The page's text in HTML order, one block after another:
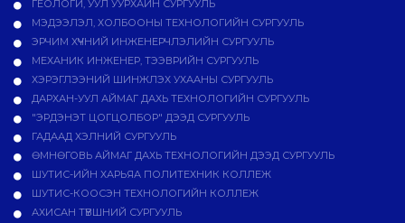
ГЕОЛОГИ, УУЛ УУРХАЙН СУРГУУЛЬ
МЭДЭЭЛЭЛ, ХОЛБООНЫ ТЕХНОЛОГИЙН СУРГУУЛЬ
ЭРЧИМ ХҮЧНИЙ ИНЖЕНЕРЧЛЭЛИЙН СУРГУУЛЬ
МЕХАНИК ИНЖЕНЕР, ТЭЭВРИЙН СУРГУУЛЬ
ХЭРЭГЛЭЭНИЙ ШИНЖЛЭХ УХААНЫ СУРГУУЛЬ
ДАРХАН-УУЛ АЙМАГ ДАХЬ ТЕХНОЛОГИЙН СУРГУУЛЬ
"ЭРДЭНЭТ ЦОГЦОЛБОР" ДЭЭД СУРГУУЛЬ
ГАДААД ХЭЛНИЙ СУРГУУЛЬ
ӨМНӨГОВЬ АЙМАГ ДАХЬ ТЕХНОЛОГИЙН ДЭЭД СУРГУУЛЬ
ШУТИС-ИЙН ХАРЬЯА ПОЛИТЕХНИК КОЛЛЕЖ
ШУТИС-КООСЭН ТЕХНОЛОГИЙН КОЛЛЕЖ
АХИСАН ТҮВШНИЙ СУРГУУЛЬ